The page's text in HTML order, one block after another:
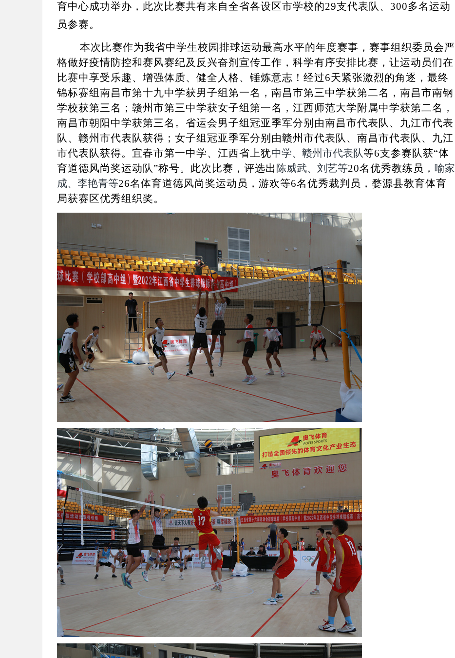
育中心成功举办，此次比赛共有来自全省各设区市学校的29支代表队、300多名运动
员参赛。
本次比赛作为我省中学生校园排球运动最高水平的年度赛事，赛事组织委员会严
格做好疫情防控和赛风赛纪及反兴奋剂宣传工作，科学有序安排比赛，让运动员们在
比赛中享受乐趣、增强体质、健全人格、锤炼意志！经过6天紧张激烈的角逐，最终
锦标赛组南昌市第十九中学获男子组第一名，南昌市第三中学获第二名，南昌市南钢
学校获第三名；赣州市第三中学获女子组第一名，江西师范大学附属中学获第二名，
南昌市朝阳中学获第三名。省运会男子组冠亚季军分别由南昌市代表队、九江市代表
队、赣州市代表队获得；女子组冠亚季军分别由赣州市代表队、南昌市代表队、九江
市代表队获得。宜春市第一中学、江西省上犹中学、赣州市代表队等6支参赛队获“体
育道德风尚奖运动队”称号。此次比赛，评选出 陈威武、刘艺等20名优秀教练员， 喻家
成、李艳青等26名体育道德风尚奖运动员，游欢等6名优秀裁判员，婺源县教育体育
局获赛区优秀组织奖。